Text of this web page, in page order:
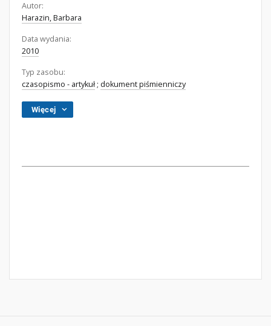
Autor:
Harazin, Barbara
Data wydania:
2010
Typ zasobu:
czasopismo - artykuł ; dokument piśmienniczy
Więcej